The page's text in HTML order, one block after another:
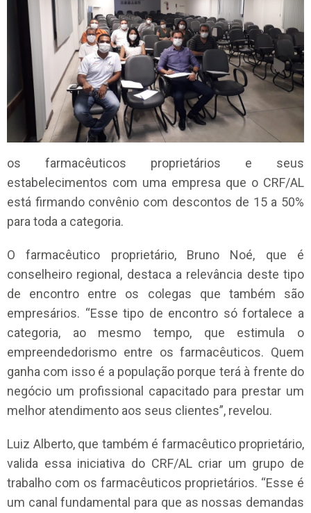
os farmacêuticos proprietários e seus
estabelecimentos com uma empresa que o CRF/AL
está firmando convênio com descontos de 15 a 50%
para toda a categoria.
O farmacêutico proprietário, Bruno Noé, que é
conselheiro regional, destaca a relevância deste tipo
de encontro entre os colegas que também são
empresários. “Esse tipo de encontro só fortalece a
categoria, ao mesmo tempo, que estimula o
empreendedorismo entre os farmacêuticos. Quem
ganha com isso é a população porque terá à frente do
negócio um profissional capacitado para prestar um
melhor atendimento aos seus clientes”, revelou.
Luiz Alberto, que também é farmacêutico proprietário,
valida essa iniciativa do CRF/AL criar um grupo de
trabalho com os farmacêuticos proprietários. “Esse é
um canal fundamental para que as nossas demandas